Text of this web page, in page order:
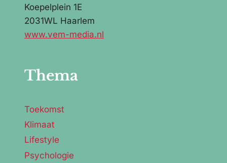
Koepelplein 1E
2031WL Haarlem
www.vem-media.nl
Thema
Toekomst
Klimaat
Lifestyle
Psychologie